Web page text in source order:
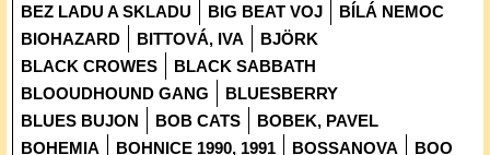
BEZ LADU A SKLADU
BIG BEAT VOJ
BÍLÁ NEMOC
BIOHAZARD
BITTOVÁ, IVA
BJÖRK
BLACK CROWES
BLACK SABBATH
BLOOUDHOUND GANG
BLUESBERRY
BLUES BUJON
BOB CATS
BOBEK, PAVEL
BOHEMIA
BOHNICE 1990, 1991 BOSSANOVA
BOO